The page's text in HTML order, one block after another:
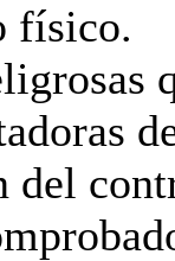
físico.
del